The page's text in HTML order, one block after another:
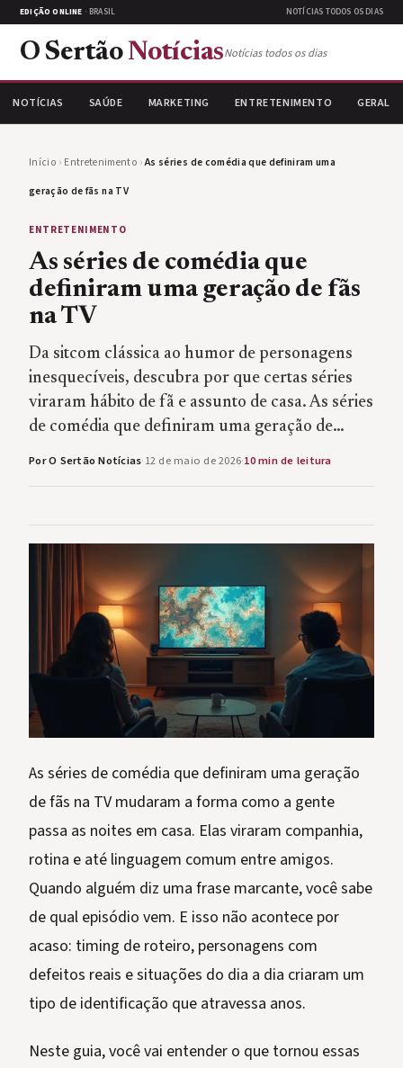
EDIÇÃO ONLINE · BRASIL NOTÍCIAS TODOS OS DIAS
O Sertão NotíciasNotícias todos os dias
NOTÍCIAS SAÚDE MARKETING ENTRETENIMENTO GERAL
Início › Entretenimento ›As séries de comédia que definiram uma
geração de fãs na TV
ENTRETENIMENTO
As séries de comédia que
definiram uma geração de fãs
na TV
Da sitcom clássica ao humor de personagens
inesquecíveis, descubra por que certas séries
viraram hábito de fã e assunto de casa. As séries
de comédia que definiram uma geração de…
Por O Sertão Notícias·12 de maio de 2026·10 min de leitura
As séries de comédia que definiram uma geração
de fãs na TV mudaram a forma como a gente
passa as noites em casa. Elas viraram companhia,
rotina e até linguagem comum entre amigos.
Quando alguém diz uma frase marcante, você sabe
de qual episódio vem. E isso não acontece por
acaso: timing de roteiro, personagens com
defeitos reais e situações do dia a dia criaram um
tipo de identificação que atravessa anos.
Neste guia, você vai entender o que tornou essas